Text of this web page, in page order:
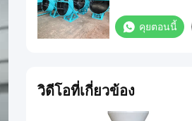
คุยตอนนี้
วิดีโอที่เกี่ยวข้อง